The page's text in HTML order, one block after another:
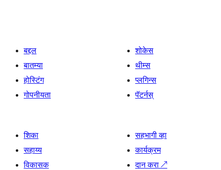
बद्दल
बातम्या
होस्टिंग
गोपनीयता
शोकेस
थीम्स
प्लगिन्स
पॅटर्नस्
शिका
सहाय्य
विकासक
सहभागी व्हा
कार्यक्रम
दान करा ↗